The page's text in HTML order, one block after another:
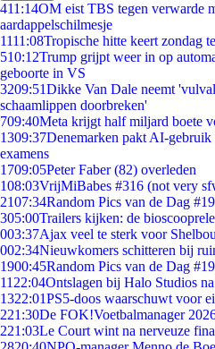
411:14OM eist TBS tegen verwarde
aardappelschilmesje
1111:08Tropische hitte keert zondag
510:12Trump grijpt weer in op
geboorte in VS
3209:51Dikke Van Dale neemt
schaamlippen doorbreken'
709:40Meta krijgt half miljard boete
1309:37Denemarken pakt AI-
examens
1709:05Peter Faber (82) overleden
108:03VrijMiBabes #316 (not very
2107:34Random Pics van de Dag
305:00Trailers kijken: de
003:37Ajax veel te sterk voor
002:34Nieuwkomers schitteren bij
1900:45Random Pics van de Dag
11 22:04Ontslagen bij Halo Studios
1322:01PS5-doos waarschuwt voor
221:30De FOK!Voetbalmanager
221:03Le Court wint na nerveuze